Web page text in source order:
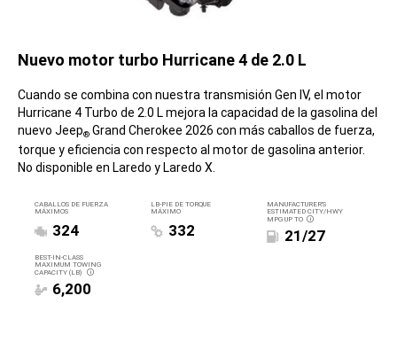
Nuevo motor turbo Hurricane 4 de 2.0 L
Cuando se combina con nuestra transmisión Gen IV, el motor
Hurricane 4 Turbo de 2.0 L mejora la capacidad de la gasolina del
nuevo Jeep® Grand Cherokee 2026 con más caballos de fuerza,
torque y eficiencia con respecto al motor de gasolina anterior.
No disponible en Laredo y Laredo X.
CABALLOS DE FUERZA
MÁXIMOS
324
LB-PIE DE TORQUE
MÁXIMO
332
MANUFACTURER’S
ESTIMATED CITY/HWY
MPG UP TO
DISCLOSURE
21/27
BEST-IN-CLASS
MAXIMUM TOWING
CAPACITY (LB)
DISCLOSURE
6,200